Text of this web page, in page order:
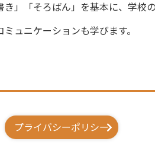
」「そろばん」を基本に、学校
ュニケーションも学びます。
プライバシーポリシー